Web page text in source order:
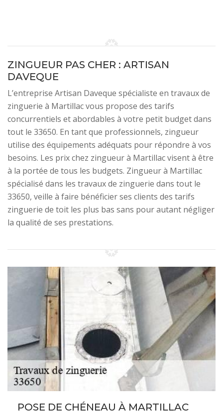
ZINGUEUR PAS CHER : ARTISAN
DAVEQUE
L’entreprise Artisan Daveque spécialiste en travaux de
zinguerie à Martillac vous propose des tarifs
concurrentiels et abordables à votre petit budget dans
tout le 33650. En tant que professionnels, zingueur
utilise des équipements adéquats pour répondre à vos
besoins. Les prix chez zingueur à Martillac visent à être
à la portée de tous les budgets. Zingueur à Martillac
spécialisé dans les travaux de zinguerie dans tout le
33650, veille à faire bénéficier ses clients des tarifs
zinguerie de toit les plus bas sans pour autant négliger
la qualité de ses prestations.
POSE DE CHÉNEAU À MARTILLAC